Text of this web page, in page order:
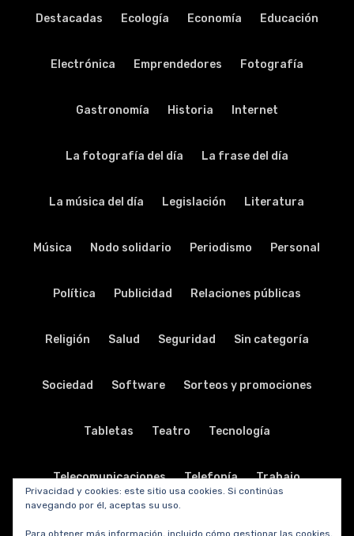
Destacadas Ecología Economía Educación
Electrónica Emprendedores Fotografía
Gastronomía Historia Internet
La fotografía del día La frase del día
La música del día Legislación Literatura
Música Nodo solidario Periodismo Personal
Política Publicidad Relaciones públicas
Religión Salud Seguridad Sin categoría
Sociedad Software Sorteos y promociones
Tabletas Teatro Tecnología
Telecomunicaciones Telefonía Trabajo
Privacidad y cookies: este sitio usa cookies. Si continúas
navegando por él, aceptas su uso.
Para obtener más información, incluido cómo gestionar las cookies,